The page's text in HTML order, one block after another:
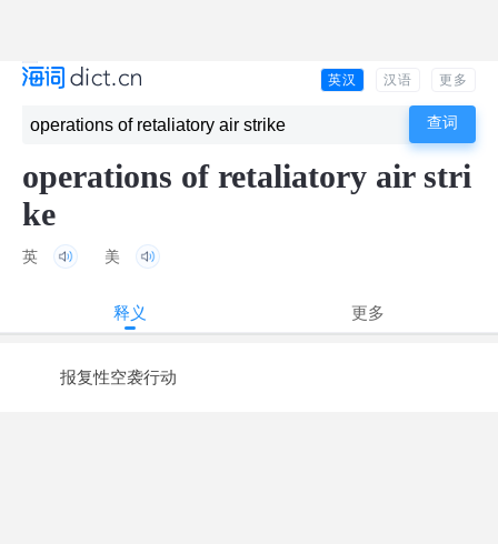
英汉 汉语 更多
operations of retaliatory air stri
ke
英 美
释义 更多
报复性空袭行动